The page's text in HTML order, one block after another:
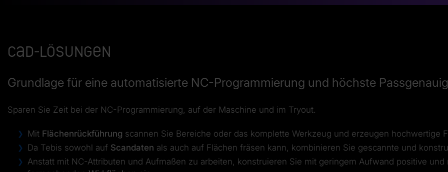
CAD-Lösungen
Grundlage für eine automatisierte NC-Programmierung und höchste
Sparen Sie Zeit bei der NC-Programmierung, auf der Maschine und im Tryout.
Mit Flächenrückführung scannen Sie Bereiche oder das komplette Werkzeug und erzeugen hochwertige
Da Tebis sowohl auf Scandaten als auch auf Flächen fräsen kann, kombinieren Sie gescannte und
Anstatt mit NC-Attributen und Aufmaßen zu arbeiten, konstruieren Sie mit geringem Aufwand positive